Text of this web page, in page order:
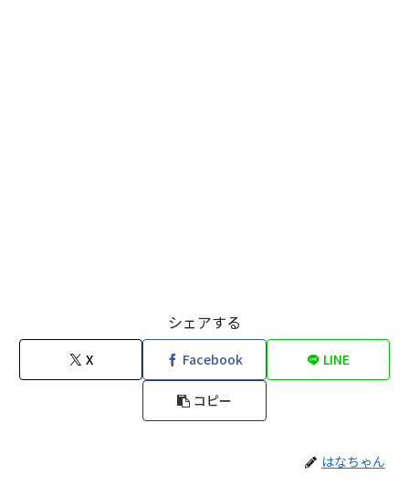
シェアする
X Facebook LINE
コピー
はなちゃん